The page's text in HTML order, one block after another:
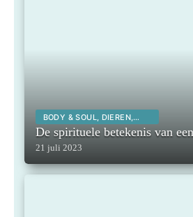
BODY & SOUL, DIEREN,
SPIRITUALITEIT,
De spirituele betekenis van
21 juli 2023